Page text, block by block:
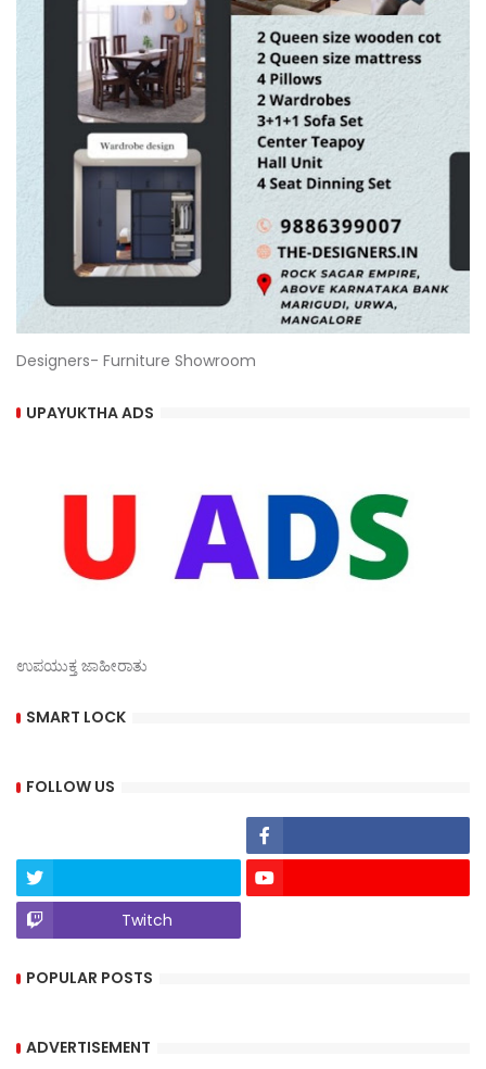
Designers- Furniture Showroom
UPAYUKTHA ADS
ಉಪಯುಕ್ತ ಜಾಹೀರಾತು
SMART LOCK
FOLLOW US
Twitch
POPULAR POSTS
ADVERTISEMENT